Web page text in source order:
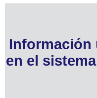
Información
en el